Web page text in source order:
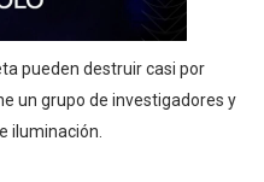
pueden destruir casi por
un grupo de investigadores y
iluminación.